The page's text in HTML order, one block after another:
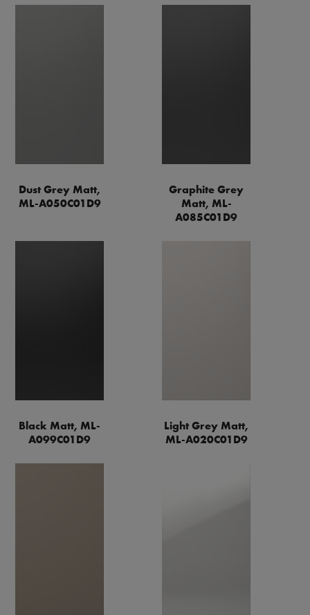
Dust Grey Matt,
ML-A050C01D9
Graphite Grey
Matt, ML-
A085C01D9
Black Matt, ML-
A099C01D9
Light Grey Matt,
ML-A020C01D9